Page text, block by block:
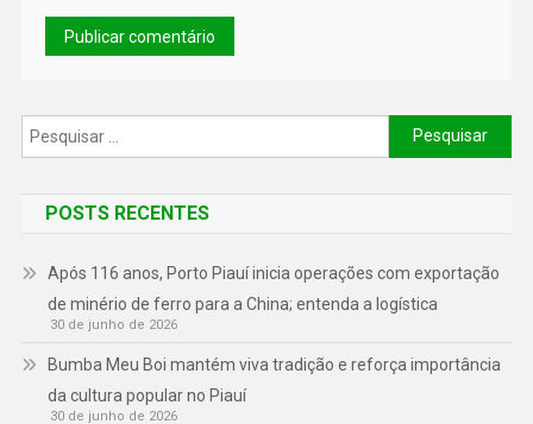
POSTS RECENTES
Após 116 anos, Porto Piauí inicia operações com exportação
de minério de ferro para a China; entenda a logística
30 de junho de 2026
Bumba Meu Boi mantém viva tradição e reforça importância
da cultura popular no Piauí
30 de junho de 2026